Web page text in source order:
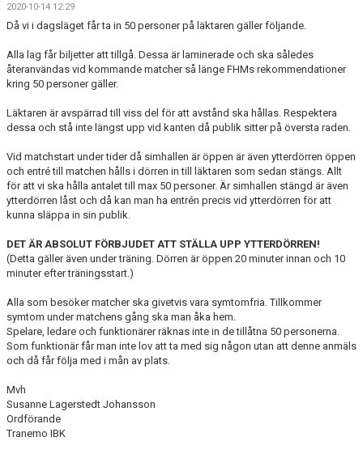
BILDER
DOKUMENT
VÅRA LAG
MATCHER
FÖRETAGSCUPEN 2026
TRÄNINGSTIDER 2025/26
SCHEMAN
FÖRENINGSKLÄDER-INNEBANDYKUNGEN
2020-10-14 12:29
Då vi i dagsläget får ta in 50 personer på läktaren gäller följande.
Alla lag får biljetter att tillgå. Dessa är laminerade och ska således
återanvändas vid kommande matcher så länge FHMs rekommendationer
kring 50 personer gäller.
Läktaren är avspärrad till viss del för att avstånd ska hållas. Respektera
dessa och stå inte längst upp vid kanten då publik sitter på översta raden.
Vid matchstart under tider då simhallen är öppen är även ytterdörren öppen
och entré till matchen hålls i dörren in till läktaren som sedan stängs. Allt
för att vi ska hålla antalet till max 50 personer. Är simhallen stängd är även
ytterdörren låst och då kan man ha entrén precis vid ytterdörren för att
kunna släppa in sin publik.
DET ÄR ABSOLUT FÖRBJUDET ATT STÄLLA UPP YTTERDÖRREN!
(Detta gäller även under träning. Dörren är öppen 20 minuter innan och 10
minuter efter träningsstart.)
Alla som besöker matcher ska givetvis vara symtomfria. Tillkommer
symtom under matchens gång ska man åka hem.
Spelare, ledare och funktionärer räknas inte in de tillåtna 50 personerna.
Som funktionär får man inte lov att ta med sig någon utan att denne anmäls
och då får följa med i mån av plats.
Mvh
Susanne Lagerstedt Johansson
Ordförande
Tranemo IBK